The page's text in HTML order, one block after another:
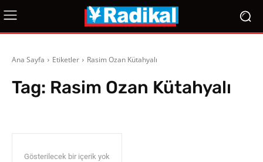
Ana Sayfa Etiketler Rasim Ozan Kütahyalı
Tag: Rasim Ozan Kütahyalı
Gösterilecek bir içerik yok